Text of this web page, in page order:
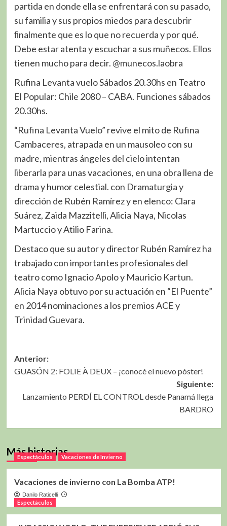
partida en donde ella se enfrentará con su pasado,
su familia y sus propios miedos para descubrir
ﬁnalmente que es lo que no recuerda y por qué.
Debe estar atenta y escuchar a sus muñecos. Ellos
tienen mucho para decir. @munecos.laobra
Rufina Levanta vuelo Sábados 20.30hs en Teatro
El Popular: Chile 2080 – CABA. Funciones sábados
20.30hs.
“Rufina Levanta Vuelo” revive el mito de Rufina
Cambaceres, atrapada en un mausoleo con su
madre, mientras ángeles del cielo intentan
liberarla para unas vacaciones, en una obra llena de
drama y humor celestial. con Dramaturgia y
dirección de Rubén Ramírez y en elenco: Clara
Suárez, Zaida Mazzitelli, Alicia Naya, Nicolas
Martuccio y Atilio Farina.
Destaco que su autor y director Rubén Ramírez ha
trabajado con importantes profesionales del
teatro como Ignacio Apolo y Mauricio Kartun.
Alicia Naya obtuvo por su actuación en “El Puente”
en 2014 nominaciones a los premios ACE y
Trinidad Guevara.
Navegación
de
entradas
Anterior:
GUASÓN 2: FOLIE À DEUX – ¡conocé el nuevo póster!
Siguiente:
Lanzamiento PERDÍ EL CONTROL desde Panamá llega
BARDRO
Más historias
Espectáculos Vacaciones de Invierno
Vacaciones de invierno con La Bomba ATP!
Danilo Raticelli
Espectáculos